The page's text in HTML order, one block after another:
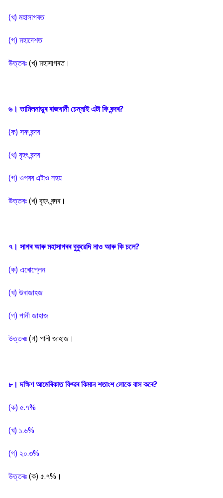
(খ) মহাসাগৰত
(গ) মহাদেশত
উত্তৰঃ(খ) মহাসাগৰত।
৬। তামিলনাডুৰ ৰাজধানী চেন্নাই এটা কি বন্দৰ?
(ক) সৰু বন্দৰ
(খ) বৃহৎ বন্দৰ
(গ) ওপৰৰ এটাও নহয়
উত্তৰঃ(খ) বৃহৎ বন্দৰ।
৭। সাগৰ আৰু মহাসাগৰৰ বুকুৱেদি নাও আৰু কি চলে?
(ক) এৰোপ্লেন
(খ) উৰাজাহজ
(গ) পানী জাহাজ
উত্তৰঃ(গ) পানী জাহাজ।
৮। দক্ষিণ আমেৰিকাত বিশ্ৱৰ কিমান শতাংশ লোকে বাস কৰে?
(ক) ৫.৭%
(খ) ১.৬%
(গ) ২০.৩%
উত্তৰঃ(ক) ৫.৭%।